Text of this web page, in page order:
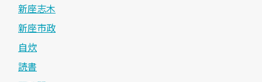
新座志木
新座市政
自炊
読書